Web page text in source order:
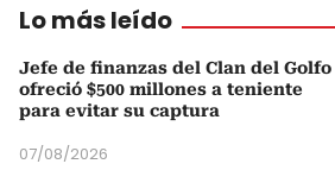
Lo más leído
Jefe de finanzas del Clan del Golfo
ofreció $500 millones a teniente
para evitar su captura
07/08/2026